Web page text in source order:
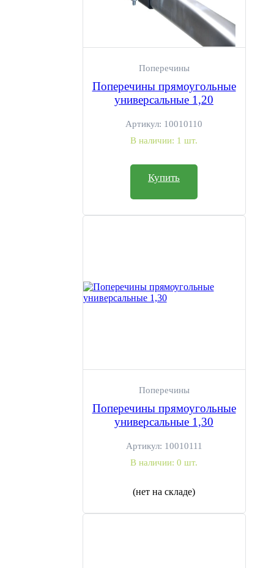
Поперечины
Поперечины прямоугольные
универсальные 1,20
Артикул: 10010110
В наличии: 1 шт.
Купить
Поперечины
Поперечины прямоугольные
универсальные 1,30
Артикул: 10010111
В наличии: 0 шт.
(нет на складе)